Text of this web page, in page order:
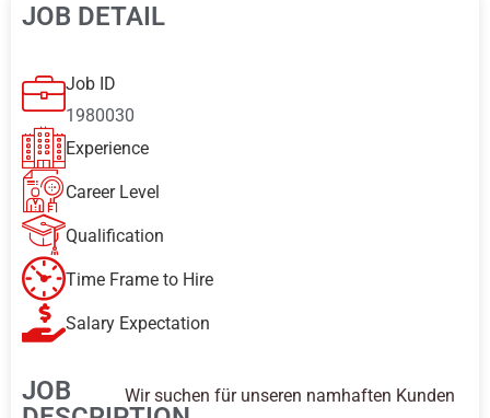
JOB DETAIL
Job ID
1980030
Experience
Career Level
Qualification
Time Frame to Hire
Salary Expectation
JOB
Wir suchen für unseren namhaften Kunden